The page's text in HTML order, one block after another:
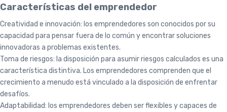
Características del emprendedor
Creatividad e innovación: los emprendedores son conocidos por su
capacidad para pensar fuera de lo común y encontrar soluciones
innovadoras a problemas existentes.
Toma de riesgos: la disposición para asumir riesgos calculados es una
característica distintiva. Los emprendedores comprenden que el
crecimiento a menudo está vinculado a la disposición de enfrentar
desafíos.
Adaptabilidad: los emprendedores deben ser flexibles y capaces de